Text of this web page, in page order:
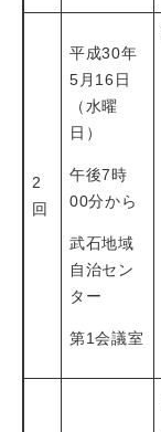
2
回
平成30年
5月16日
（水曜
日）
午後7時
00分から
武石地域
自治セン
ター
第1会議室